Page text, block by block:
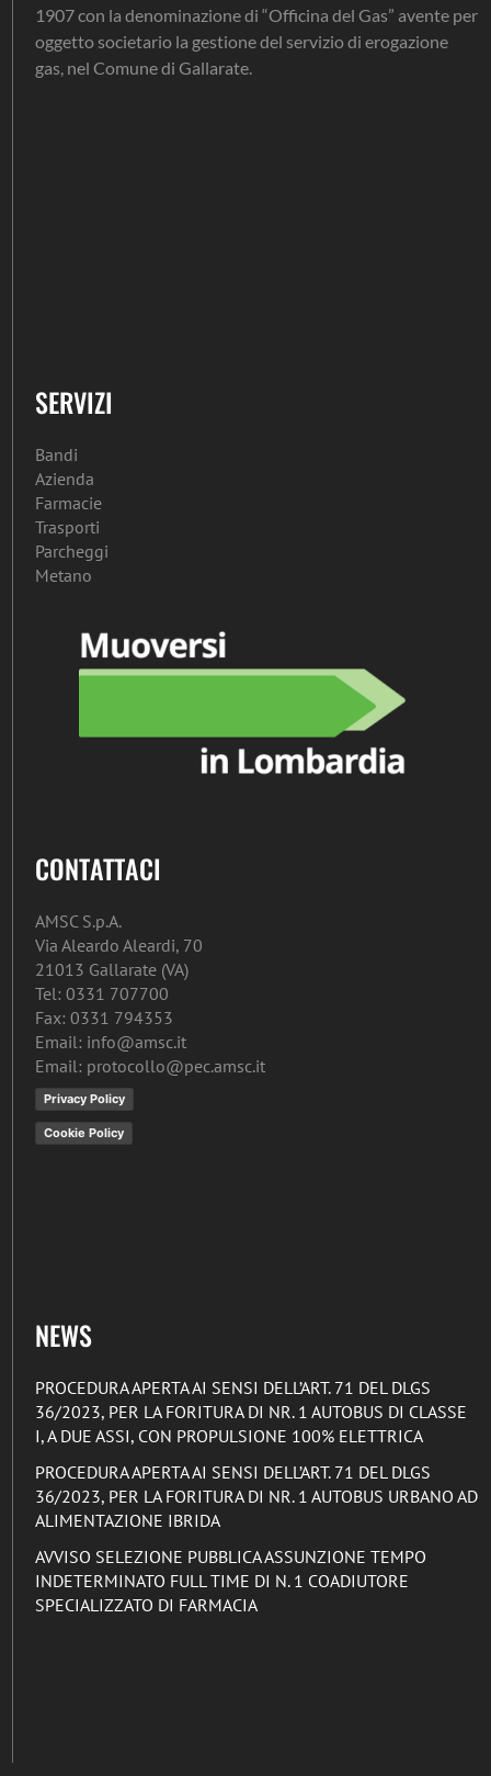
1907 con la denominazione di “Officina del Gas” avente per
oggetto societario la gestione del servizio di erogazione
gas, nel Comune di Gallarate.
SERVIZI
Bandi
Azienda
Farmacie
Trasporti
Parcheggi
Metano
CONTATTACI
AMSC S.p.A.
Via Aleardo Aleardi, 70
21013 Gallarate (VA)
Tel: 0331 707700
Fax: 0331 794353
Email: info@amsc.it
Email: protocollo@pec.amsc.it
Privacy Policy
Cookie Policy
NEWS
PROCEDURA APERTA AI SENSI DELL’ART. 71 DEL DLGS
36/2023, PER LA FORITURA DI NR. 1 AUTOBUS DI CLASSE
I, A DUE ASSI, CON PROPULSIONE 100% ELETTRICA
PROCEDURA APERTA AI SENSI DELL’ART. 71 DEL DLGS
36/2023, PER LA FORITURA DI NR. 1 AUTOBUS URBANO AD
ALIMENTAZIONE IBRIDA
AVVISO SELEZIONE PUBBLICA ASSUNZIONE TEMPO
INDETERMINATO FULL TIME DI N. 1 COADIUTORE
SPECIALIZZATO DI FARMACIA